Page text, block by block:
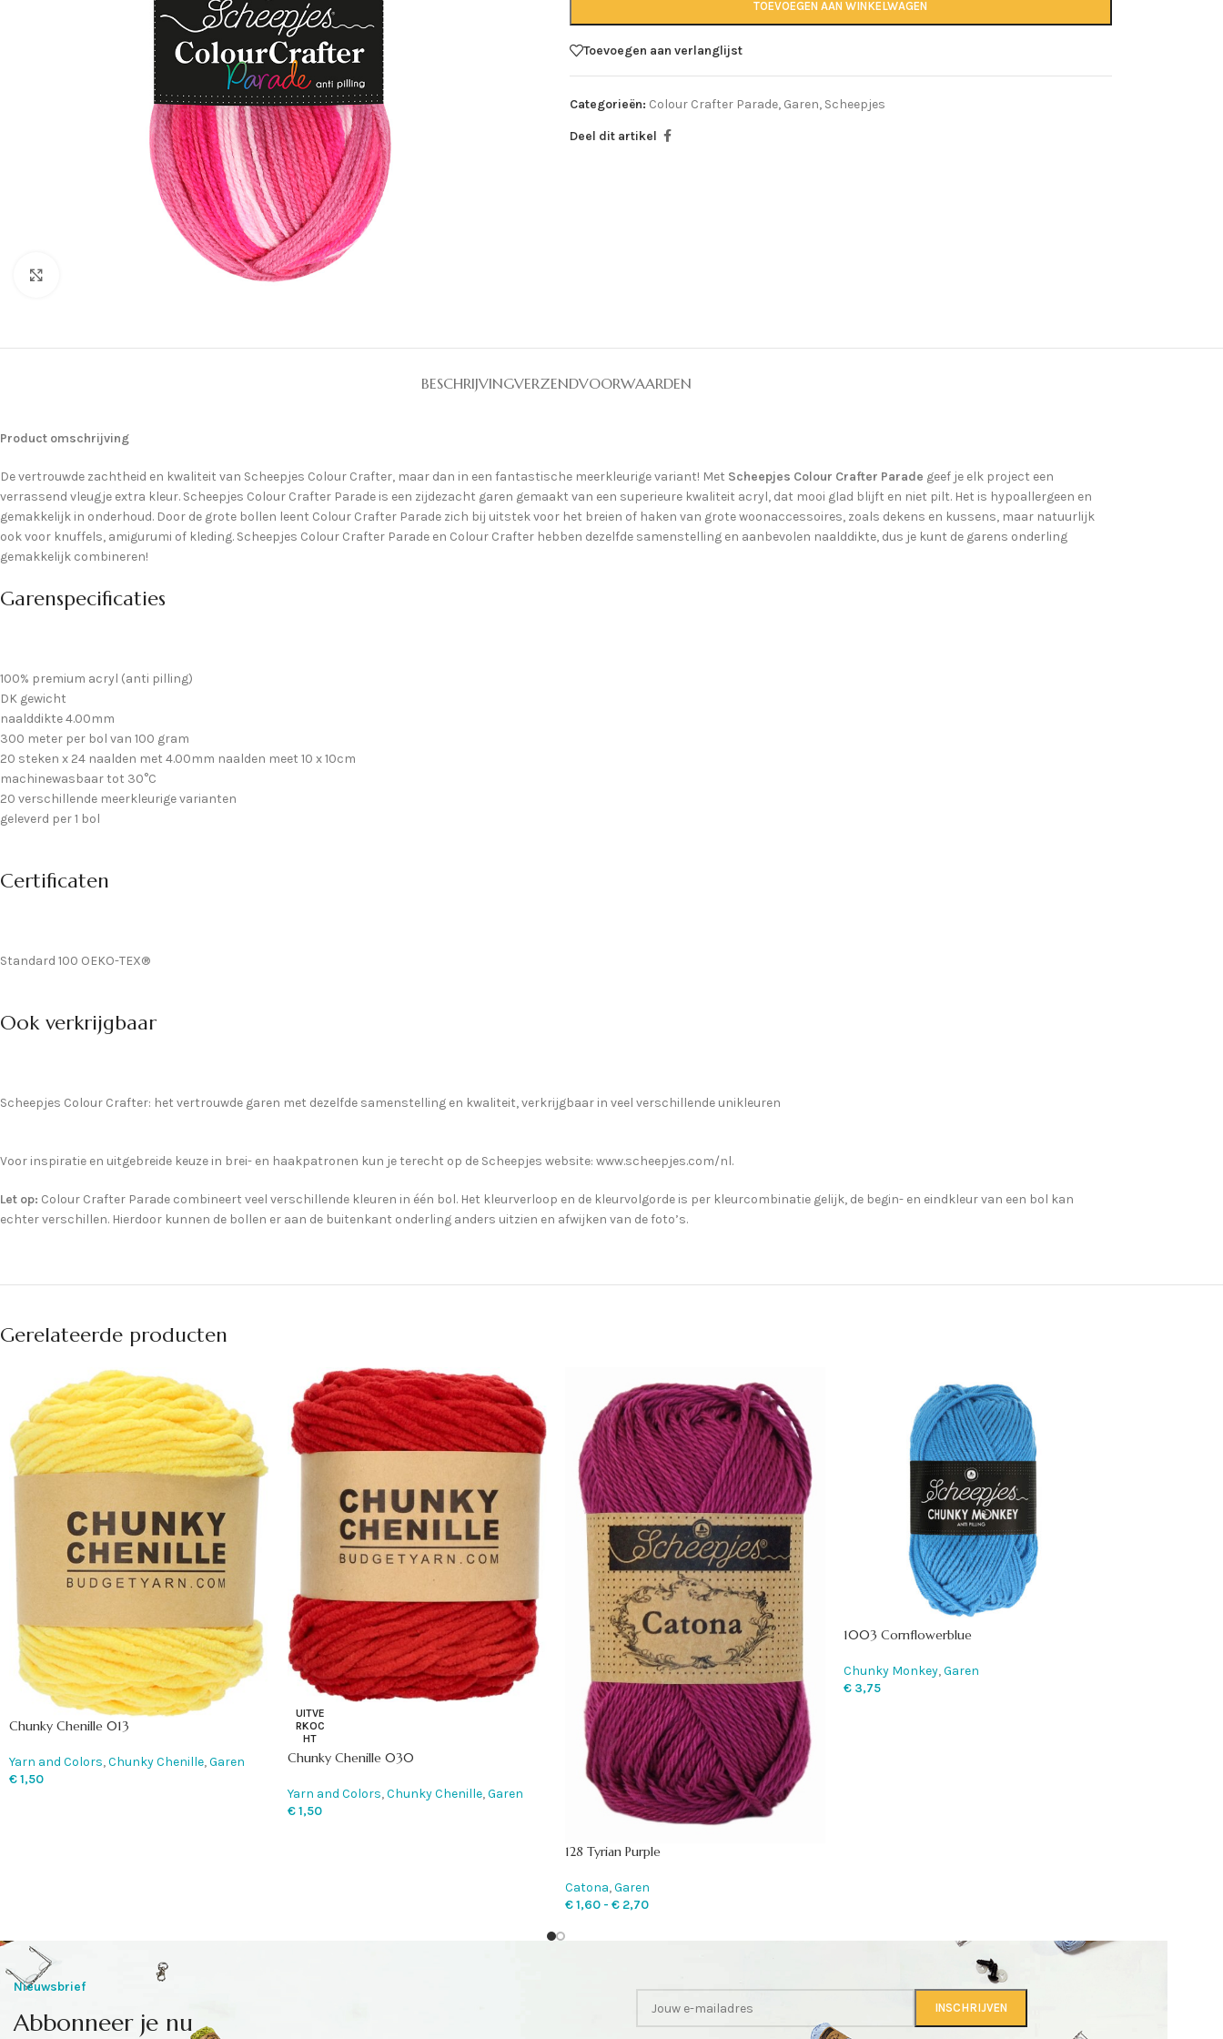
TOEVOEGEN AAN WINKELWAGEN
Toevoegen aan verlanglijst
Categorieën: Colour Crafter Parade, Garen, Scheepjes
Deel dit artikel
BESCHRIJVINGVERZENDVOORWAARDEN
Product omschrijving
De vertrouwde zachtheid en kwaliteit van Scheepjes Colour Crafter, maar dan in een fantastische meerkleurige variant! Met Scheepjes Colour Crafter Parade geef je elk project een
verrassend vleugje extra kleur. Scheepjes Colour Crafter Parade is een zijdezacht garen gemaakt van een superieure kwaliteit acryl, dat mooi glad blijft en niet pilt. Het is hypoallergeen en
gemakkelijk in onderhoud. Door de grote bollen leent Colour Crafter Parade zich bij uitstek voor het breien of haken van grote woonaccessoires, zoals dekens en kussens, maar natuurlijk
ook voor knuffels, amigurumi of kleding. Scheepjes Colour Crafter Parade en Colour Crafter hebben dezelfde samenstelling en aanbevolen naalddikte, dus je kunt de garens onderling
gemakkelijk combineren!
Garenspecificaties
100% premium acryl (anti pilling)
DK gewicht
naalddikte 4.00mm
300 meter per bol van 100 gram
20 steken x 24 naalden met 4.00mm naalden meet 10 x 10cm
machinewasbaar tot 30°C
20 verschillende meerkleurige varianten
geleverd per 1 bol
Certificaten
Standard 100 OEKO-TEX®
Ook verkrijgbaar
Scheepjes Colour Crafter: het vertrouwde garen met dezelfde samenstelling en kwaliteit, verkrijgbaar in veel verschillende unikleuren
Voor inspiratie en uitgebreide keuze in brei- en haakpatronen kun je terecht op de Scheepjes website: www.scheepjes.com/nl.
Let op: Colour Crafter Parade combineert veel verschillende kleuren in één bol. Het kleurverloop en de kleurvolgorde is per kleurcombinatie gelijk, de begin- en eindkleur van een bol kan
echter verschillen. Hierdoor kunnen de bollen er aan de buitenkant onderling anders uitzien en afwijken van de foto’s.
Gerelateerde producten
Chunky Chenille 013
Yarn and Colors,Chunky Chenille,Garen
€1,50
UITVE
RKOC
HT
Chunky Chenille 030
Yarn and Colors, Chunky Chenille, Garen
€1,50
128 Tyrian Purple
Catona,Garen
€1,60 - € 2,70
1003 Cornflowerblue
Chunky Monkey, Garen
€3,75
Nieuwsbrief
Abbonneer je nu